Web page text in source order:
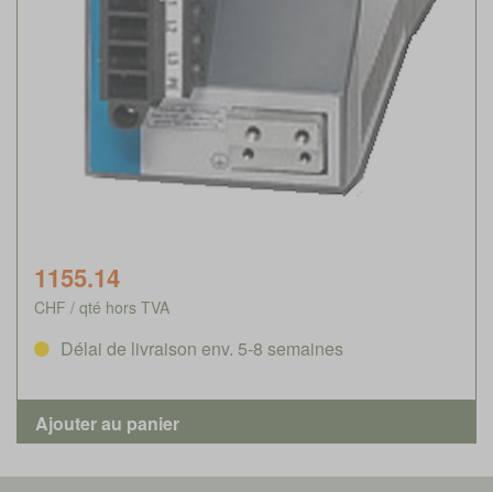
1155.14
CHF / qté hors TVA
Délai de livraison env. 5-8 semaines